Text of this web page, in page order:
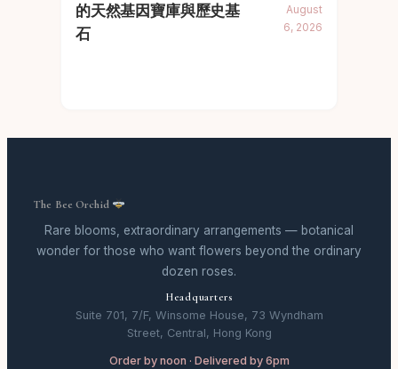
的天然基因寶庫與歷史基
石
August
6, 2026
The Bee Orchid
Rare blooms, extraordinary arrangements — botanical
wonder for those who want flowers beyond the ordinary
dozen roses.
Headquarters
Suite 701, 7/F, Winsome House, 73 Wyndham
Street, Central, Hong Kong
Order by noon · Delivered by 6pm